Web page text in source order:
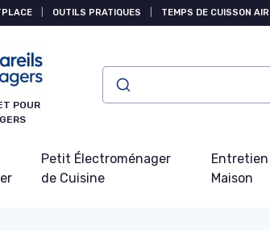
OUTILS PRATIQUES TEMPS DE CUISSON
POUR
Petit Électroménager
de Cuisine
Entretien
Maison
cookies